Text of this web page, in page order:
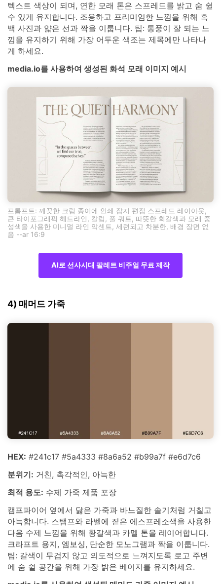
텍스트 색상이 되며, 연한 모래 톤은 스프레드를 밝고 숨 쉴
수 있게 유지합니다. 조용하고 프리미엄한 느낌을 위해 흑
백 사진과 얇은 선과 짝을 이룹니다. 팁: 통풍이 잘 되는 느
낌을 유지하기 위해 가장 어두운 색조는 제목에만 나타나
게 하세요.
media.io를 사용하여 생성된 화석 모래 이미지 예시
프롬프트: 깨끗한 크림 종이에 인쇄 잡지 편집 스프레드 레이아웃,
큰 타이포그래픽 헤드라인, 칼럼, 풀 쿼트, 따뜻한 회갈색과 모래 중
성색을 사용한 미니멀 라인 악센트, 세련되고 차분한, 배경 장면 없
음 --ar 16:9
AI로 선사시대 팔레트 비주얼 무료 제작
4) 매머드 가죽
HEX: #241c17 #5a4333 #8a6a52 #b99a7f #e6d7c6
분위기: 거친, 촉각적인, 아늑한
최적 용도: 수제 가죽 제품 포장
캠프파이어 옆에서 닳은 가죽과 바느질한 솔기처럼 거칠고
아늑합니다. 스탬프와 라벨에 짙은 에스프레소색을 사용한
다음 수제 느낌을 위해 황갈색과 카멜 톤을 레이어합니다.
크라프트 용지, 엠보싱, 단순한 모노그램과 짝을 이룹니다.
팁: 갈색이 무겁지 않고 의도적으로 느껴지도록 로고 주변
에 숨 쉴 공간을 위해 가장 밝은 베이지를 유지하세요.